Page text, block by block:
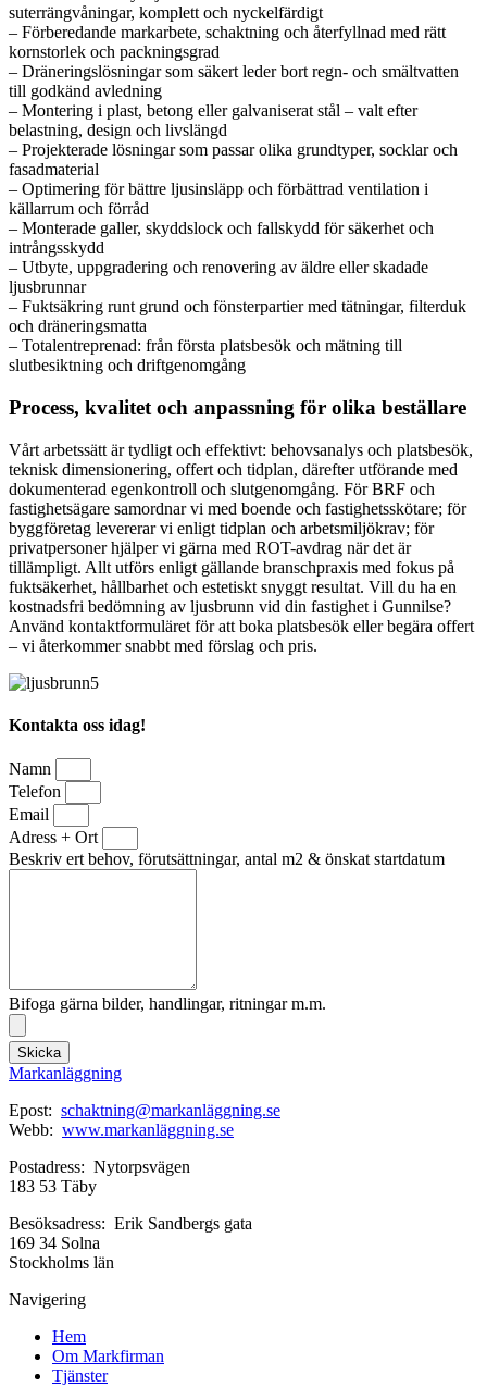
suterrängvåningar, komplett och nyckelfärdigt
– Förberedande markarbete, schaktning och återfyllnad med rätt
kornstorlek och packningsgrad
– Dräneringslösningar som säkert leder bort regn- och smältvatten
till godkänd avledning
– Montering i plast, betong eller galvaniserat stål – valt efter
belastning, design och livslängd
– Projekterade lösningar som passar olika grundtyper, socklar och
fasadmaterial
– Optimering för bättre ljusinsläpp och förbättrad ventilation i
källarrum och förråd
– Monterade galler, skyddslock och fallskydd för säkerhet och
intrångsskydd
– Utbyte, uppgradering och renovering av äldre eller skadade
ljusbrunnar
– Fuktsäkring runt grund och fönsterpartier med tätningar, filterduk
och dräneringsmatta
– Totalentreprenad: från första platsbesök och mätning till
slutbesiktning och driftgenomgång
Process, kvalitet och anpassning för olika beställare
Vårt arbetssätt är tydligt och effektivt: behovsanalys och platsbesök,
teknisk dimensionering, offert och tidplan, därefter utförande med
dokumenterad egenkontroll och slutgenomgång. För BRF och
fastighetsägare samordnar vi med boende och fastighetsskötare; för
byggföretag levererar vi enligt tidplan och arbetsmiljökrav; för
privatpersoner hjälper vi gärna med ROT-avdrag när det är
tillämpligt. Allt utförs enligt gällande branschpraxis med fokus på
fuktsäkerhet, hållbarhet och estetiskt snyggt resultat. Vill du ha en
kostnadsfri bedömning av ljusbrunn vid din fastighet i Gunnilse?
Använd kontaktformuläret för att boka platsbesök eller begära offert
– vi återkommer snabbt med förslag och pris.
Kontakta oss idag!
Namn
Telefon
Email
Adress + Ort
Beskriv ert behov, förutsättningar, antal m2 & önskat startdatum
Bifoga gärna bilder, handlingar, ritningar m.m.
Skicka
Markanläggning
Epost: schaktning@markanläggning.se
Webb: www.markanläggning.se
Postadress: Nytorpsvägen
183 53 Täby
Besöksadress: Erik Sandbergs gata
169 34 Solna
Stockholms län
Navigering
Hem
Om Markfirman
Tjänster